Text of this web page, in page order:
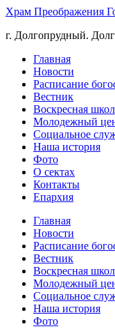
Храм Преображения
г. Долгопрудный.
Главная
Новости
Расписание
Вестник
Воскресная
Молодежный
Социальное
Наша история
Фото
О сектах
Контакты
Епархия
Главная
Новости
Расписание
Вестник
Воскресная
Молодежный
Социальное
Наша история
Фото